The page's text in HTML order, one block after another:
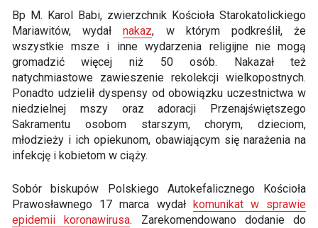
Bp M. Karol Babi, zwierzchnik Kościoła Starokatolickiego
Mariawitów, wydałnakaz, w którym podkreślił, że
wszystkie msze i inne wydarzenia religijne nie mogą
gromadzić więcej niż 50 osób. Nakazał też
natychmiastowe zawieszenie rekolekcji wielkopostnych.
Ponadto udzielił dyspensy od obowiązku uczestnictwa w
niedzielnej mszy oraz adoracji Przenajświętszego
Sakramentu osobom starszym, chorym, dzieciom,
młodzieży i ich opiekunom, obawiającym się narażenia na
infekcję i kobietom w ciąży.
Sobór biskupów Polskiego Autokefalicznego Kościoła
Prawosławnego 17 marca wydał
komunikat w sprawie
epidemii koronawirusa. Zarekomendowano dodanie do